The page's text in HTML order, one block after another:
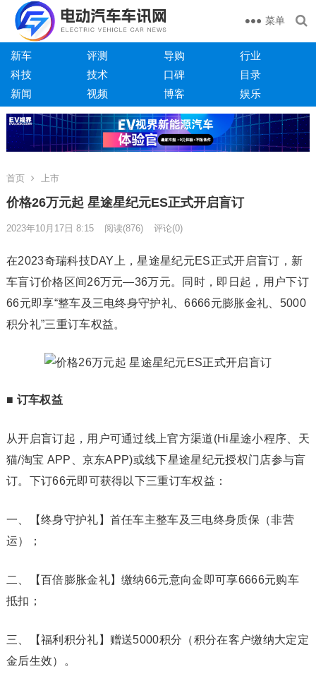
菜单
新车 评测 导购
行业
科技
技术 口碑
目录
新闻
视频 博客 娱乐
首页 上市
价格26万元起 星途星纪元ES正式开启盲订
2023年10月17日 8:15 阅读(876) 评论(0)
在2023奇瑞科技DAY上，星途星纪元ES正式开启盲订，新
车盲订价格区间26万元—36万元。同时，即日起，用户下订
66元即享“整车及三电终身守护礼、6666元膨胀金礼、5000
积分礼”三重订车权益。
■ 订车权益
从开启盲订起，用户可通过线上官方渠道(Hi星途小程序、天
猫/淘宝 APP、京东APP)或线下星途星纪元授权门店参与盲
订。下订66元即可获得以下三重订车权益：
一、【终身守护礼】首任车主整车及三电终身质保（非营
运）；
二、【百倍膨胀金礼】缴纳66元意向金即可享6666元购车
抵扣；
三、【福利积分礼】赠送5000积分（积分在客户缴纳大定定
金后生效）。